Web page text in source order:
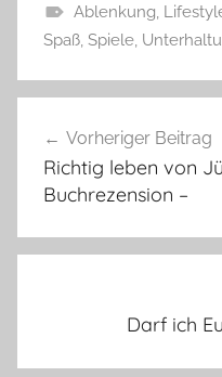
Ablenkung,
Spaß, Spiele,
Vorheriger Beitrag
Richtig leben von
Buchrezension –
Darf ich